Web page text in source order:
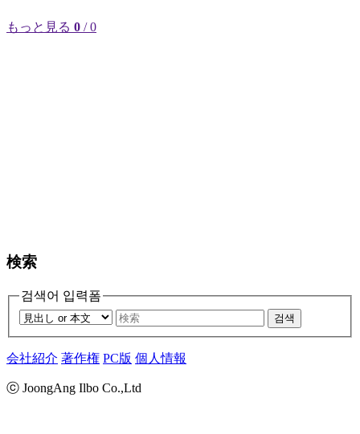
もっと見る 0 / 0
検索
검색어 입력폼
검색
会社紹介 著作権 PC版 個人情報
ⓒ JoongAng Ilbo Co.,Ltd